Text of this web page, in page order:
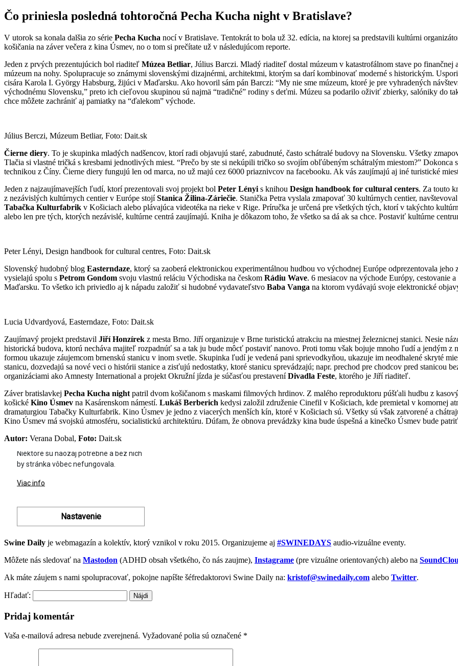
Čo priniesla posledná tohtoročná Pecha Kucha night v Bratislave?
V utorok sa konala dalšia zo série Pecha Kucha nocí v Bratislave. Tentokrát to bola už 32. edícia, na ktorej sa predstavili kultúrni
košičania na záver večera z kina Úsmev, no o tom si prečítate už v následujúcom reporte.
Jeden z prvých prezentujúcich bol riaditeľ Múzea Betliar, Július Barczi. Mladý riaditeľ dostal múzeum v katastrofálnom stave po
múzeum na nohy. Spolupracuje so známymi slovenskými dizajnérmi, architektmi, ktorým sa darí kombinovať moderné s historickým.
cisára Karola I. György Habsburg, žijúci v Maďarsku. Ako hovoril sám pán Barczi: “My nie sme múzeum, ktoré je pre vyhradených
východnému Slovensku,” preto ich cieľovou skupinou sú najmä “tradičné” rodiny s deťmi. Múzeu sa podarilo oživiť zbierky, salóniky do
chce môžete zachrániť aj pamiatky na “ďalekom” východe.
Július Berczi, Múzeum Betliar, Foto: Dait.sk
Čierne diery. To je skupinka mladých nadšencov, ktorí radi objavujú staré, zabudnuté, často schátralé budovy na Slovensku. Všetky
Tlačia si vlastné tričká s kresbami jednotlivých miest. “Prečo by ste si nekúpili tričko so svojím obľúbeným schátralým miestom?” Dokonca
technikou z Číny. Čierne diery fungujú len od marca, no už majú cez 6000 priaznivcov na facebooku. Ak vás zaujímajú aj iné turistické
Jeden z najzaujímavejších ľudí, ktorí prezentovali svoj projekt bol Peter Lényi s knihou Design handbook for cultural centers. Za touto
z nezávislých kultúrnych centier v Európe stojíStanica Žilina-Záriečie. Stanička Petra vyslala zmapovať 30 kultúrnych centier,
Tabačka Kulturfabrik v Košiciach alebo plávajúca videotéka na rieke v Rige. Príručka je určená pre všetkých tých, ktorí v takýchto
alebo len pre tých, ktorých nezávislé, kultúrne centrá zaujímajú. Kniha je dôkazom toho, že všetko sa dá ak sa chce. Postaviť kultúrne
Peter Lényi, Design handbook for cultural centres, Foto: Dait.sk
Slovenský hudobný blog Easterndaze, ktorý sa zaoberá elektronickou experimentálnou hudbou vo východnej Európe odprezentovala jeho
vysielajú spolu s Petrom Gondom svoju vlastnú reláciu Východiska na českom Rádiu Wave. 6 mesiacov na východe Európy, cestovanie
Maďarsku. To všetko ich priviedlo aj k nápadu založiť si hudobné vydavateľstvo Baba Vanga na ktorom vydávajú svoje elektronické
Lucia Udvardyová, Easterndaze, Foto: Dait.sk
Zaujímavý projekt predstavil Jiří Honzírek z mesta Brno. Jiří organizuje v Brne turistickú atrakciu na miestnej železnicnej stanici. Nesie
historická budova, ktorú necháva majiteľ rozpadnúť sa a tak ju bude môcť postaviť nanovo. Proti tomu však bojuje mnoho ľudí a jendým
formou ukazuje záujemcom brnenskú stanicu v inom svetle. Skupinka ľudí je vedená pani sprievodkyňou, ukazuje im neodhalené skryté
stanicu, dozvedajú sa nové veci o histórii stanice a zisťujú nedostatky, ktoré stanicu sprevádzajú; napr. prechod pre chodcov pred stanicou
organizáciami ako Amnesty International a projekt Okružní jízda je súčasťou prestaveníDivadla Feste, ktorého je Jiří riaditeľ.
Záver bratislavkej Pecha Kucha night patril dvom košičanom s maskami filmových hrdinov. Z malého reproduktoru púšťali hudbu z
košické Kino Úsmev na Kasárenskom námestí. Lukáš Berberich kedysi založil združenie Cinefil v Košiciach, kde premietal v komornej
dramaturgiou Tabačky Kulturfabrik. Kino Úsmev je jedno z viacerých menších kín, ktoré v Košiciach sú. Všetky sú však zatvorené a
Kino Úsmev má svojskú atmosféru, socialistickú architektúru. Dúfam, že obnova prevádzky kina bude úspešná a kinečko Úsmev bude
Autor: Verana Dobal, Foto: Dait.sk
Swine Daily je webmagazín a kolektív, ktorý vznikol v roku 2015. Organizujeme aj #SWINEDAYS audio-vizuálne eventy.
Môžete nás sledovať na Mastodon (ADHD obsah všetkého, čo nás zaujme), Instagrame (pre vizuálne orientovaných) alebo na
Ak máte záujem s nami spolupracovať, pokojne napíšte šéfredaktorovi Swine Daily na: kristof@swinedaily.com alebo Twitter.
Hľadať:
Pridaj komentár
Vaša e-mailová adresa nebude zverejnená. Vyžadované polia sú označené *